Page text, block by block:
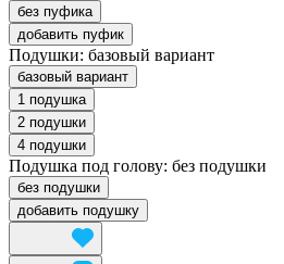
без пуфика
добавить пуфик
Подушки: базовый вариант
базовый вариант
1 подушка
2 подушки
4 подушки
Подушка под голову: без подушки
без подушки
добавить подушку